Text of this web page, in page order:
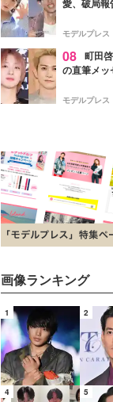
愛、破局報
モデルプレス
08 町田
の直筆メ
モデルプレス
画像ランキング
1 2
4 5